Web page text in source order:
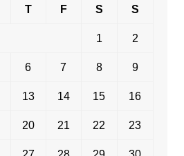
T F S S
1 2
6 7 8 9
13 14 15 16
20 21 22 23